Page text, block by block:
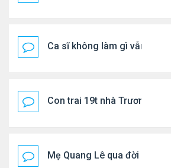
Ca sĩ không làm gì vẫn
Con trai 19t nhà Trương Bá
Mẹ Quang Lê qua đời sau 2